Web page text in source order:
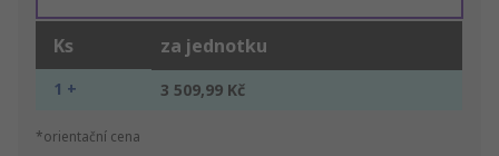
Ks za jednotku
1 + 3 509,99 Kč
*orientační cena